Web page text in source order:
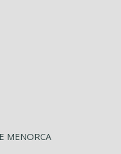
MENORCA